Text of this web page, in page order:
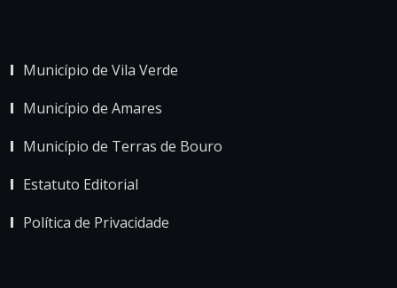
Município de Vila Verde
Município de Amares
Município de Terras de Bouro
Estatuto Editorial
Política de Privacidade